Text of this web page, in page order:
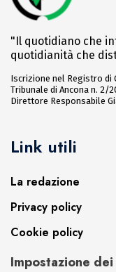
"Il quotidiano che
quotidianità che
Iscrizione nel Registro di
Tribunale di Ancona n. 2/
Direttore Responsabile
Link utili
La redazione
Privacy policy
Cookie policy
Impostazione